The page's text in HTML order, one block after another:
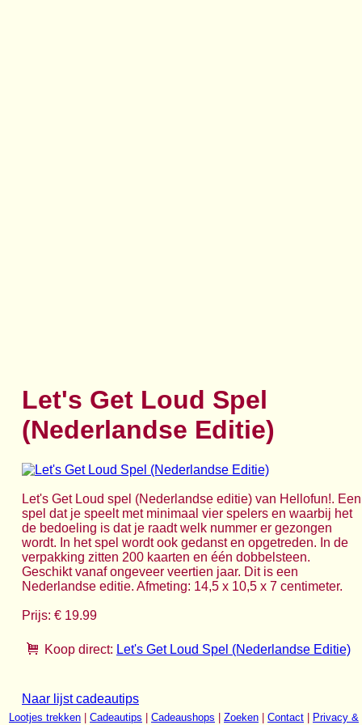
Let's Get Loud Spel
(Nederlandse Editie)
Let's Get Loud spel (Nederlandse editie) van Hellofun!. Een
spel dat je speelt met minimaal vier spelers en waarbij het
de bedoeling is dat je raadt welk nummer er gezongen
wordt. In het spel wordt ook gedanst en opgetreden. In de
verpakking zitten 200 kaarten en één dobbelsteen.
Geschikt vanaf ongeveer veertien jaar. Dit is een
Nederlandse editie. Afmeting: 14,5 x 10,5 x 7 centimeter.
Prijs: € 19.99
Koop direct: Let's Get Loud Spel (Nederlandse Editie)
Naar lijst cadeautips
Lootjes trekken Cadeautips Cadeaushops Zoeken Contact Privacy &